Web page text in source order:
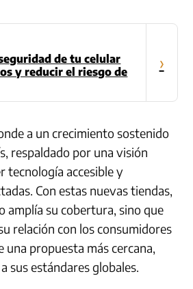
de tu celular
y reducir el riesgo de
›
a un crecimiento sostenido
respaldado por una visión
tecnología accesible y
Con estas nuevas tiendas,
amplía su cobertura, sino que
relación con los consumidores
una propuesta más cercana,
sus estándares globales.